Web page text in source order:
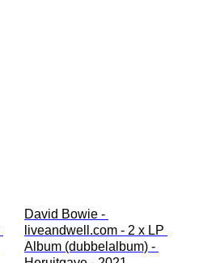
David Bowie -
liveandwell.com - 2 x LP
Album (dubbelalbum) -